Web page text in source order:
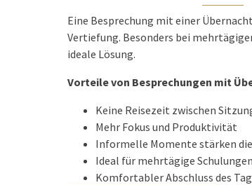
Eine Besprechung mit einer
Vertiefung. Besonders bei
ideale Lösung.
Vorteile von Besprechungen mit
Keine Reisezeit zwischen
Mehr Fokus und Produktivität
Informelle Momente stärken
Ideal für mehrtägige
Komfortabler Abschluss des